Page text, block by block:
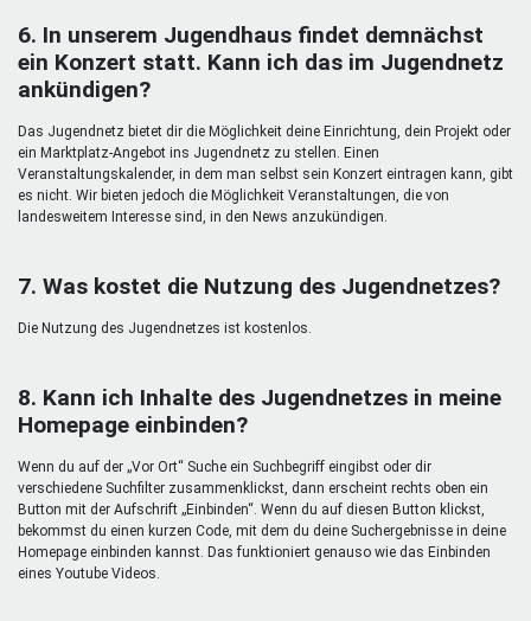
6. In unserem Jugendhaus findet demnächst
ein Konzert statt. Kann ich das im Jugendnetz
ankündigen?
Das Jugendnetz bietet dir die Möglichkeit deine Einrichtung, dein Projekt oder
ein Marktplatz-Angebot ins Jugendnetz zu stellen. Einen
Veranstaltungskalender, in dem man selbst sein Konzert eintragen kann, gibt
es nicht. Wir bieten jedoch die Möglichkeit Veranstaltungen, die von
landesweitem Interesse sind, in den News anzukündigen.
7. Was kostet die Nutzung des Jugendnetzes?
Die Nutzung des Jugendnetzes ist kostenlos.
8. Kann ich Inhalte des Jugendnetzes in meine
Homepage einbinden?
Wenn du auf der „Vor Ort“ Suche ein Suchbegriff eingibst oder dir
verschiedene Suchfilter zusammenklickst, dann erscheint rechts oben ein
Button mit der Aufschrift „Einbinden“. Wenn du auf diesen Button klickst,
bekommst du einen kurzen Code, mit dem du deine Suchergebnisse in deine
Homepage einbinden kannst. Das funktioniert genauso wie das Einbinden
eines Youtube Videos.